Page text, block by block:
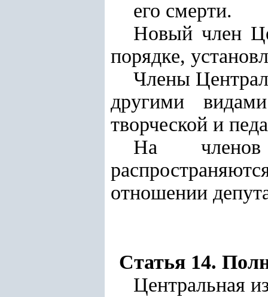
его смерти.
Новый член
порядке,
Члены
другими
творческой и
На членов
отношении
Статья 14.
Центральная